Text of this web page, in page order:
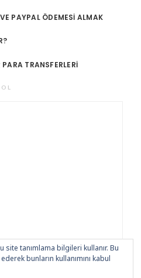
PAYPAL ÖDEMESI ALMAK
TRANSFERLERI
site tanımlama bilgileri kullanır. Bu
bunların kullanımını kabul